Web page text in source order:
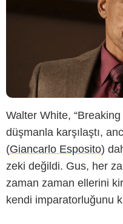
Walter White,
düşmanla karşılaştı,
(Giancarlo Esposito)
zeki değildi. Gus, her
zaman zaman ellerini
kendi imparatorluğunu